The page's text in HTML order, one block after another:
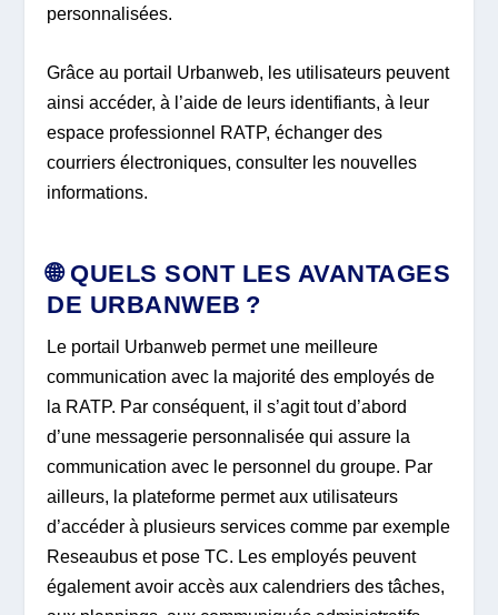
personnalisées.
Grâce au portail Urbanweb, les utilisateurs peuvent
ainsi accéder, à l’aide de leurs identifiants, à leur
espace professionnel RATP, échanger des
courriers électroniques, consulter les nouvelles
informations.
🌐 QUELS SONT LES AVANTAGES
DE URBANWEB ?
Le portail Urbanweb permet une meilleure
communication avec la majorité des employés de
la RATP. Par conséquent, il s’agit tout d’abord
d’une messagerie personnalisée qui assure la
communication avec le personnel du groupe. Par
ailleurs, la plateforme permet aux utilisateurs
d’accéder à plusieurs services comme par exemple
Reseaubus et pose TC. Les employés peuvent
également avoir accès aux calendriers des tâches,